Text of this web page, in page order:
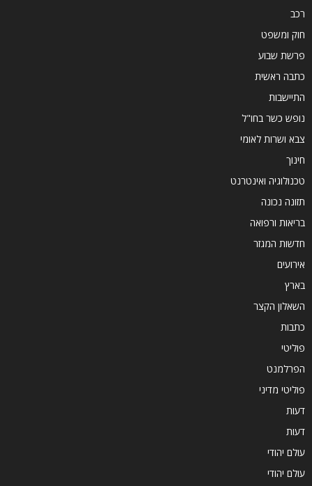
רכב
חוק ומשפט
פרשת שבוע
כתבה ראשית
התיישבות
נופש כשר בחו"ל
צבא ושרות לאומי
חינוך
טכנולוגיה ואינטרנט
תזונה נכונה
בריאות ורפואה
חדשות המגזר
אירועים
בארץ
השאלון הקצר
כתבות
פוליטי
הפרלמנט
פוליטי מדיני
דעות
דעות
עולם יהודי
עולם יהודי